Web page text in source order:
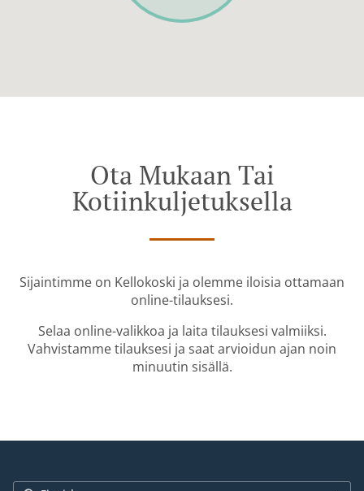
Ota Mukaan Tai
Kotiinkuljetuksella
Sijaintimme on Kellokoski ja olemme iloisia ottamaan
online-tilauksesi.
Selaa online-valikkoa ja laita tilauksesi valmiiksi.
Vahvistamme tilauksesi ja saat arvioidun ajan noin
minuutin sisällä.